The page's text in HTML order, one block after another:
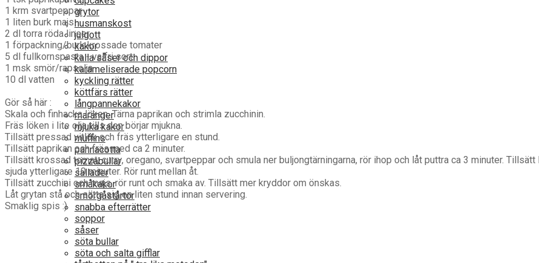
grytor
husmanskost
julgott
kakor
kalla såser och dippor
karameliserade popcorn
kyckling rätter
köttfärs rätter
långpannekakor
maränger
mjuka kakor
muffins
pannacotta
pizzabullar
sallader
småkakor
smörgåstårtor
snabba efterrätter
soppor
såser
söta bullar
söta och salta gifflar
1 krm svartpeppar
1 liten burk majs
2 dl torra röda linser
1 förpackning/burk krossade tomater
5 dl fullkornspasta - valfri sort
1 msk smör/rapsolja
10 dl vatten
Gör så här :
Skala och finhacka löken. Tärna paprikan och strimla zucchinin.
Fräs löken i lite olja tills den börjar mjukna.
Tillsätt pressad vitlök och fräs ytterligare en stund.
Tillsätt paprikan och fräs med ca 2 minuter.
Tillsätt krossad tomat, curry, oregano, svartpeppar och smula ner buljongtärningarna, rör ihop och låt puttra ca 3 minuter.
sjuda ytterligare 10 minuter. Rör runt mellan åt.
Tillsätt zucchini och majs, rör runt och smaka av. Tillsätt mer kryddor om önskas.
Låt grytan stå och sätta sig en liten stund innan servering.
Smaklig spis :)